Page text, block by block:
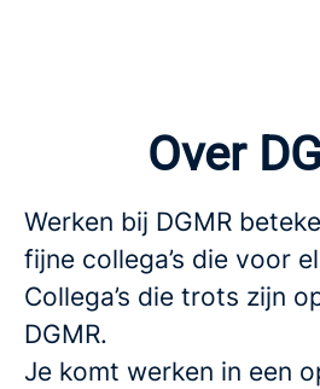
Over
Werken bij DGMR
fijne collega’s die voor
Collega’s die trots zijn
DGMR.
Je komt werken in een